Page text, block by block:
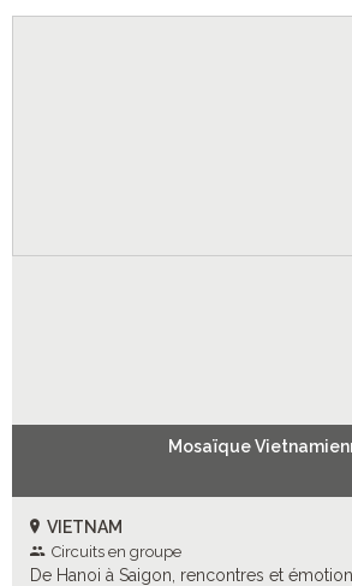
Mosaïque
VIETNAM
Circuits en groupe
De Hanoi à Saigon, rencontres et